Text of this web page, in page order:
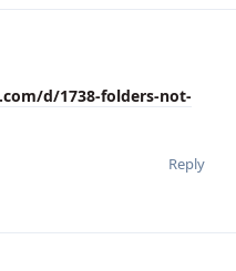
d/1738-folders-not-
Reply